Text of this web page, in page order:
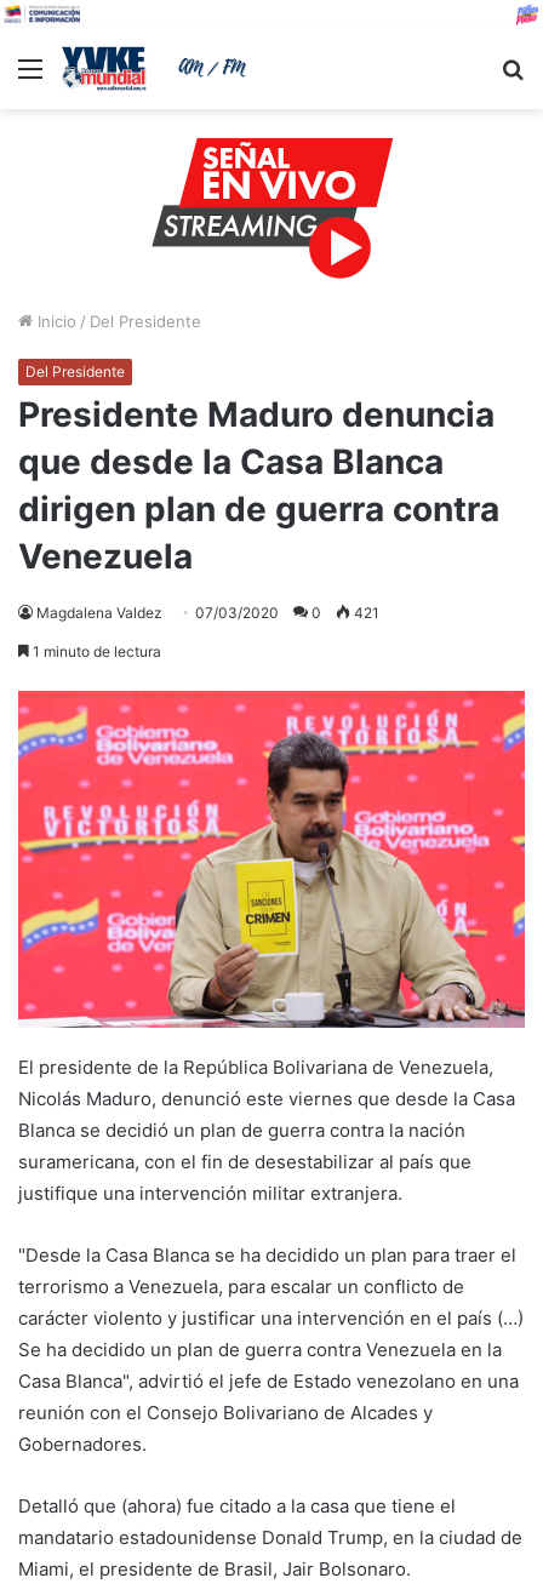
Menu
Inicio / Del Presidente
Del Presidente
Presidente Maduro denuncia
que desde la Casa Blanca
dirigen plan de guerra contra
Venezuela
Magdalena Valdez 07/03/2020 0 421
1 minuto de lectura
El presidente de la República Bolivariana de Venezuela,
Nicolás Maduro, denunció este viernes que desde la Casa
Blanca se decidió un plan de guerra contra la nación
suramericana, con el fin de desestabilizar al país que
justifique una intervención militar extranjera.
"Desde la Casa Blanca se ha decidido un plan para traer el
terrorismo a Venezuela, para escalar un conflicto de
carácter violento y justificar una intervención en el país (…)
Se ha decidido un plan de guerra contra Venezuela en la
Casa Blanca", advirtió el jefe de Estado venezolano en una
reunión con el Consejo Bolivariano de Alcades y
Gobernadores.
Detalló que (ahora) fue citado a la casa que tiene el
mandatario estadounidense Donald Trump, en la ciudad de
Miami, el presidente de Brasil, Jair Bolsonaro.